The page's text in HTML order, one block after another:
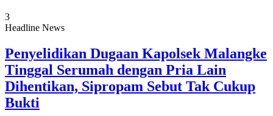
3
Headline News
Penyelidikan Dugaan Kapolsek Malangke
Tinggal Serumah dengan Pria Lain
Dihentikan, Sipropam Sebut Tak Cukup
Bukti